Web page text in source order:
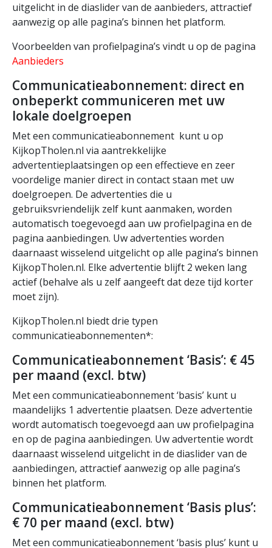
uitgelicht in de diaslider van de aanbieders, attractief
aanwezig op alle pagina’s binnen het platform.
Voorbeelden van profielpagina’s vindt u op de pagina
Aanbieders
Communicatieabonnement: direct en
onbeperkt communiceren met uw
lokale doelgroepen
Met een communicatieabonnement kunt u op
KijkopTholen.nl via aantrekkelijke
advertentieplaatsingen op een effectieve en zeer
voordelige manier direct in contact staan met uw
doelgroepen. De advertenties die u
gebruiksvriendelijk zelf kunt aanmaken, worden
automatisch toegevoegd aan uw profielpagina en de
pagina aanbiedingen. Uw advertenties worden
daarnaast wisselend uitgelicht op alle pagina’s binnen
KijkopTholen.nl. Elke advertentie blijft 2 weken lang
actief (behalve als u zelf aangeeft dat deze tijd korter
moet zijn).
KijkopTholen.nl biedt drie typen
communicatieabonnementen*:
Communicatieabonnement ‘Basis’: € 45
per maand (excl. btw)
Met een communicatieabonnement ‘basis’ kunt u
maandelijks 1 advertentie plaatsen. Deze advertentie
wordt automatisch toegevoegd aan uw profielpagina
en op de pagina aanbiedingen. Uw advertentie wordt
daarnaast wisselend uitgelicht in de diaslider van de
aanbiedingen, attractief aanwezig op alle pagina’s
binnen het platform.
Communicatieabonnement ‘Basis plus’:
€ 70 per maand (excl. btw)
Met een communicatieabonnement ‘basis plus’ kunt u